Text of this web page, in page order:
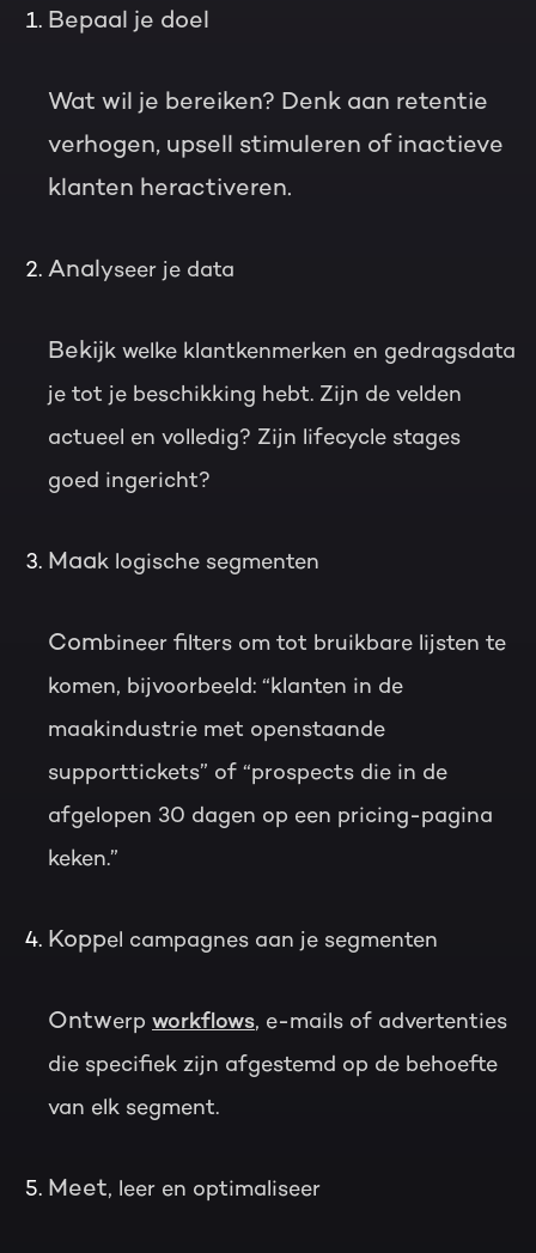
Bepaal je doel
Wat wil je bereiken? Denk aan retentie
verhogen, upsell stimuleren of inactieve
klanten heractiveren.
Analyseer je data
Bekijk welke klantkenmerken en gedragsdata
je tot je beschikking hebt. Zijn de velden
actueel en volledig? Zijn lifecycle stages
goed ingericht?
Maak logische segmenten
Combineer filters om tot bruikbare lijsten te
komen, bijvoorbeeld: “klanten in de
maakindustrie met openstaande
supporttickets” of “prospects die in de
afgelopen 30 dagen op een pricing-pagina
keken.”
Koppel campagnes aan je segmenten
Ontwerp workflows, e-mails of advertenties
die specifiek zijn afgestemd op de behoefte
van elk segment.
Meet, leer en optimaliseer